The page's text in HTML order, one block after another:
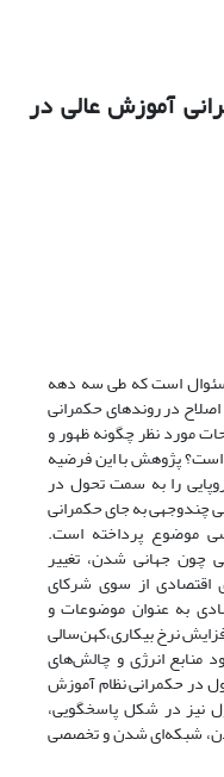
آموزش عالی در
است که طی سه دهه
در روندهای حکمرانی
مورد نظر چگونه ظهور و
است؟ پژوهش با این فرضیه
را به سمت تحول در
چندوجهی به جای حکمرانی
موضوع پرداخته است.
چون جهانی شدن، تغییر
اقتصادی از سوی شرکای
به عنوان موضوعات و
نرخ بیکاری،کهن‌سالی
منابع انرژی و چالش‌های
در حکمرانی نظام آموزش
نیز در شکل پاسخگویی،
شبکه‌ای شدن و تخصصی